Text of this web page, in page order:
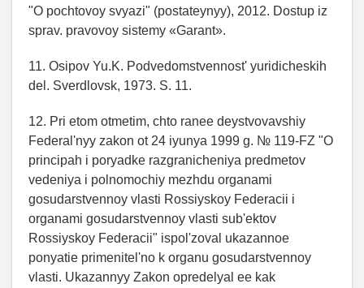
"O pochtovoy svyazi" (postateynyy), 2012. Dostup iz
sprav. pravovoy sistemy «Garant».
11. Osipov Yu.K. Podvedomstvennost' yuridicheskih
del. Sverdlovsk, 1973. S. 11.
12. Pri etom otmetim, chto ranee deystvovavshiy
Federal'nyy zakon ot 24 iyunya 1999 g. № 119-FZ "O
principah i poryadke razgranicheniya predmetov
vedeniya i polnomochiy mezhdu organami
gosudarstvennoy vlasti Rossiyskoy Federacii i
organami gosudarstvennoy vlasti sub'ektov
Rossiyskoy Federacii" ispol'zoval ukazannoe
ponyatie primenitel'no k organu gosudarstvennoy
vlasti. Ukazannyy Zakon opredelyal ee kak